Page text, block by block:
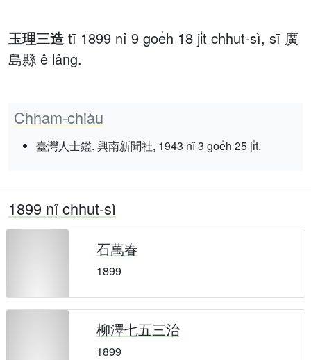
玉理三造 tī 1899 nî 9 goe̍h 18 ji̍t chhut-sì, sī 廣
島縣 ê lâng.
Chham-chiàu
臺灣人士鑑. 興南新聞社, 1943 nî 3 goe̍h 25 ji̍t.
1899 nî chhut-sì
石萬春
1899
柳澤七五三治
1899